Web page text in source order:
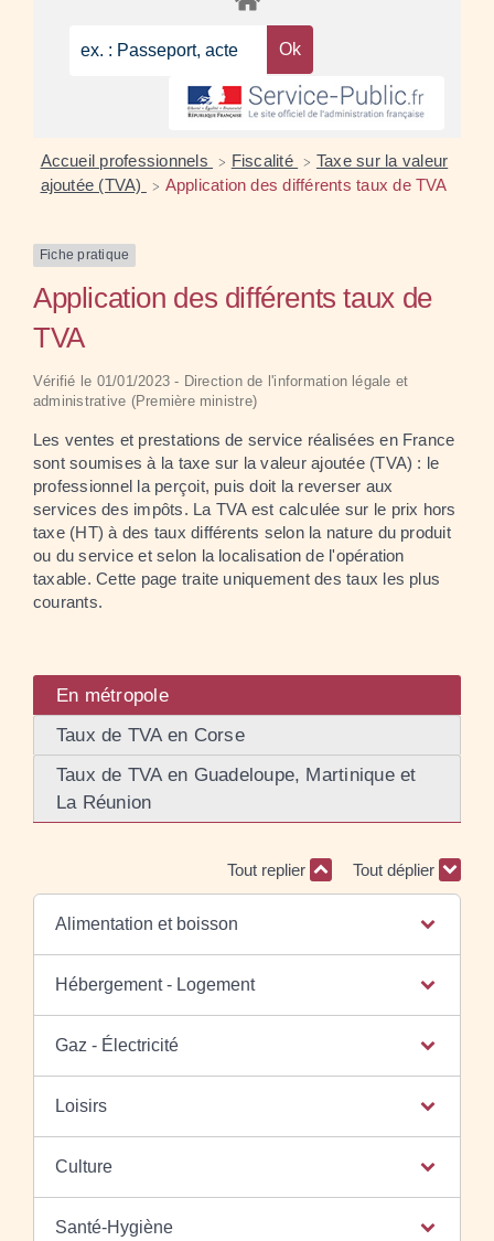
Accueil professionnels > Fiscalité > Taxe sur la valeur
ajoutée (TVA)
> Application des différents taux de TVA
Fiche pratique
Application des différents taux de
TVA
Vérifié le 01/01/2023 - Direction de l'information légale et
administrative (Première ministre)
Les ventes et prestations de service réalisées en France
sont soumises à la taxe sur la valeur ajoutée (TVA) : le
professionnel la perçoit, puis doit la reverser aux
services des impôts. La TVA est calculée sur le prix hors
taxe (HT) à des taux différents selon la nature du produit
ou du service et selon la localisation de l'opération
taxable. Cette page traite uniquement des taux les plus
courants.
En métropole
Taux de TVA en Corse
Taux de TVA en Guadeloupe, Martinique et
La Réunion
Tout replier Tout déplier
Alimentation et boisson
Hébergement - Logement
Gaz - Électricité
Loisirs
Culture
Santé-Hygiène